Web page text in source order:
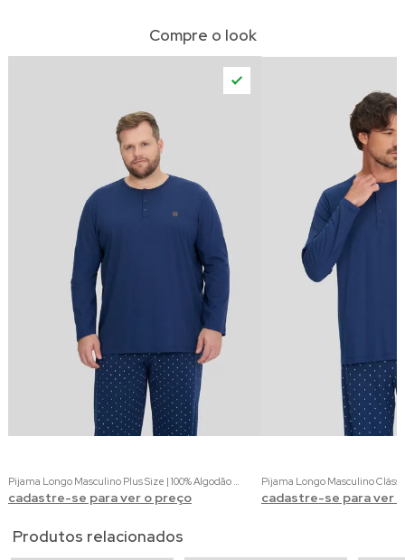
Compre o look
Pijama Longo Masculino Plus Size | 100% Algodão com Estampa de Gravataria
cadastre-se para ver o preço cadastre-se para ver
Produtos relacionados